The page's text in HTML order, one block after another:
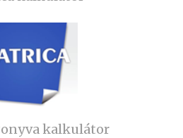
kalkulátor